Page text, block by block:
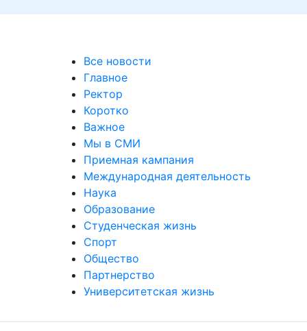
Все новости
Главное
Ректор
Коротко
Важное
Мы в СМИ
Приемная кампания
Международная деятельность
Наука
Образование
Студенческая жизнь
Спорт
Общество
Партнерство
Университетская жизнь